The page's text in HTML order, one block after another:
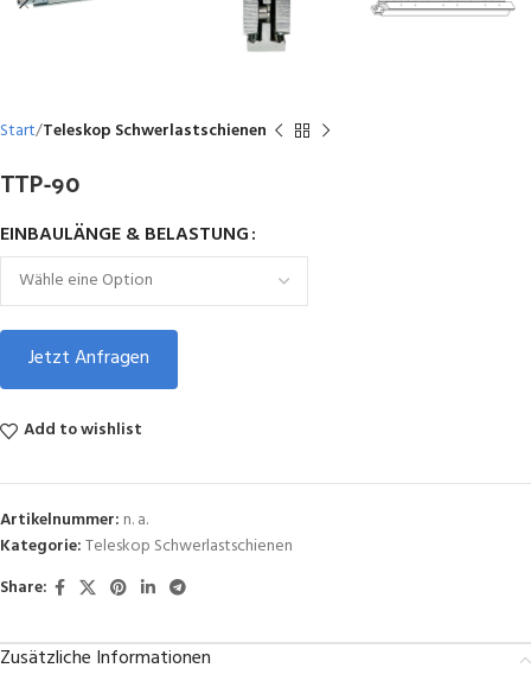
Start Teleskop Schwerlastschienen
TTP-90
EINBAULÄNGE & BELASTUNG
Jetzt Anfragen
Add to wishlist
Artikelnummer: n. a.
Kategorie:Teleskop Schwerlastschienen
Share:
Zusätzliche Informationen